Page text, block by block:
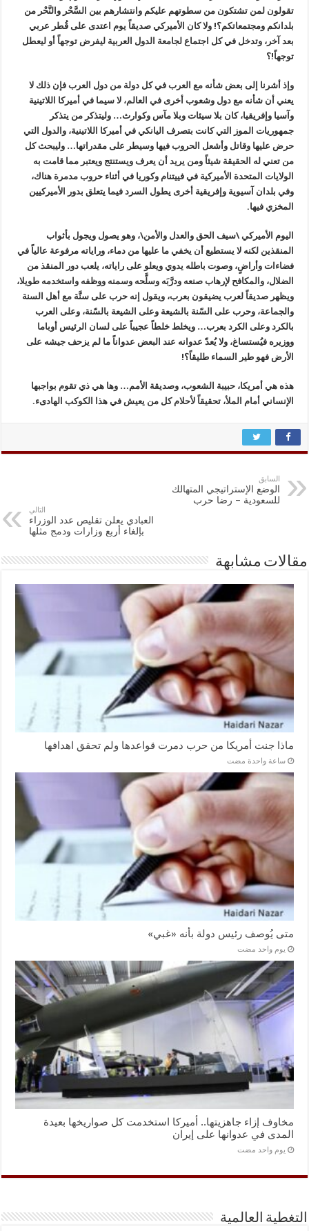
تقولون لمن تشتكون من سطوتهم عليكم وانتشارهم بين السَّحْر والنَّحْر من
بلدانكم ومجتمعاتكم؟! ولا كان الأميركي صديقاً يوم اعتدى على قُطر عربي
بعد آخر، وتدخل في كل اجتماع لجامعة الدول العربية ليفرض توجهاً أو ليعطل
توجهاً!؟
وإذ أشرنا إلى بعض شأنه مع العرب في كل دولة من دول العرب فإن ذلك لا
يعني أن شأنه مع دول وشعوب أخرى في العالم، لا سيما في أميركا اللاتينية
وآسيا وإفريقيا، كان بلا سيئات وبلا مآس وكوارث… وليتذكر من يتذكر
جمهوريات الموز التي كانت بتصرف اليانكي في أميركا اللاتينية، والدول التي
حرض عليها وقاتل وأشعل الحروب فيها وسيطر على مقدراتها… وليبحث كل
من تعني له الحقيقة شيئاً ومن يريد أن يعرف ويستنتج ويعتبر مما قامت به
الولايات المتحدة الأميركية في فييتنام وكوريا في أثناء حروب مدمرة هناك،
وفي بلدان آسيوية وإفريقية أخرى يطول السرد فيما يتعلق بدور الأميركيين
المخزي فيها.
اليوم الأميركي \سيف الحق والعدل والأمن\، وهو يصول ويجول بأثواب
المنقذين لكنه لا يستطيع أن يخفي ما عليها من دماء، وراياته مرفوعة عالياً في
فضاءات وأراضٍ، وصوت باطله يدوي ويعلو على راياته، يلعب دور المنقذ من
الضلال، والمكافح لإرهاب صنعه ودرَّبَه وسلَّحه وسمنه ووظفه واستخدمه طويلا،
ويظهر صديقاً لعرب يضيقون بعرب، ويقول إنه حرب على سنَّة مع أهل السنة
والجماعة، وحرب على السّنة بالشيعة وعلى الشيعة بالسّنة، وعلى العرب
بالكرد وعلى الكرد بعرب… ويخلط خلطاً عجيباً على لسان الرئيس أوباما
ووزيره فيُستساغ، ولا يُعدّ عدوانه عند البعض عدواناً ما لم يزحف جيشه على
الأرض فهو طير السماء طليقاً؟!
هذه هي أمريكا، حبيبة الشعوب، وصديقة الأمم… وها هي ذي تقوم بواجبها
الإنساني أمام الملأ، تحقيقاً لأحلام كل من يعيش في هذا الكوكب الهادىء.
السابق
الوضع الإستراتيجي المتهالك
للسعودية – رضا حرب
التالي
العبادي يعلن تقليص عدد الوزراء
بإلغاء أربع وزارات ودمج مثلها
مقالات مشابهة
ماذا جنت أمريكا من حرب دمرت قواعدها ولم تحقق اهدافها
‏ساعة واحدة مضت
متى يُوصف رئيس دولة بأنه «غبي»
‏يوم واحد مضت
مخاوف إزاء جاهزيتها.. أميركا استخدمت كل صواريخها بعيدة
المدى في عدوانها على إيران
‏يوم واحد مضت
التغطية العالمية